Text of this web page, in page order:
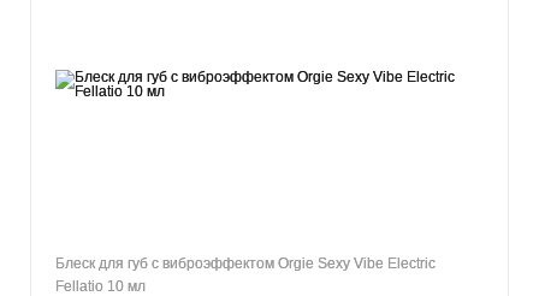
Блеск для губ с виброэффектом Orgie Sexy Vibe Electric
Fellatio 10 мл